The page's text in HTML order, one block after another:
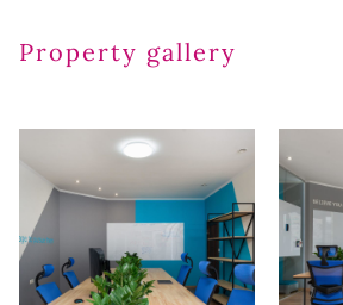
Property gallery